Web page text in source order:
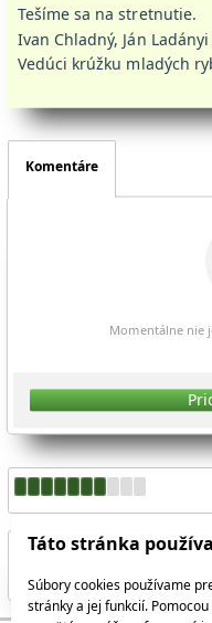
Tešíme sa na stretnutie.
Ivan Chladný, Ján Ladányi
Vedúci krúžku mladých
Komentáre
Momentálne nie
Táto stránka
Súbory cookies používame
stránky a jej funkcií.